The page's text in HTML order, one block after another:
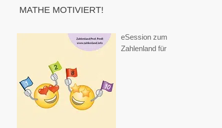
MATHE MOTIVIERT!
eSession zum
Zahlenland für